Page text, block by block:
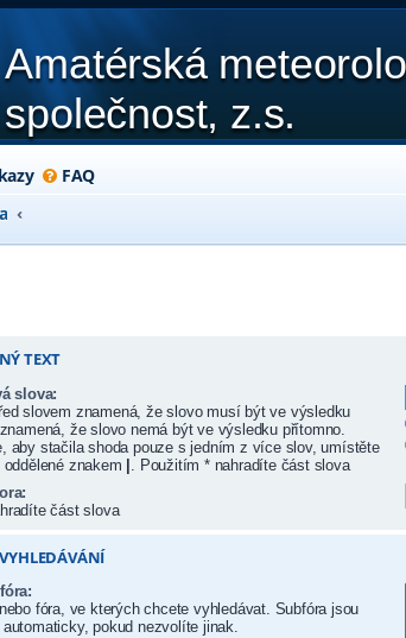
Amatérská
společnost, z.s.
FAQ
TEXT
slova:
slovem znamená, že slovo musí být ve výsledku
že slovo nemá být ve výsledku přítomno.
aby stačila shoda pouze s jedním z více slov, umístěte
znakem | . Použitím * nahradíte část slova
část slova
fóra, ve kterých chcete vyhledávat. Subfóra jsou
automaticky, pokud nezvolíte jinak.